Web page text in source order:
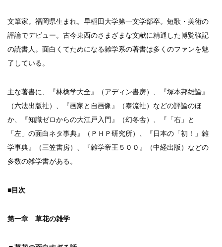
文筆家。福岡県生まれ。早稲田大学第一文学部卒。短歌・美術の
評論でデビュー。古今東西のさまざまな文献に精通した博覧強記
の読書人。面白くてためになる雑学系の著書は多くのファンを魅
了している。
主な著書に、『林檎学大全』（アディン書房）、『塚本邦雄論』
（六法出版社）、『画家と自画像』（泰流社）などの評論のほ
か、『知識ゼロからの大江戸入門』（幻冬舎）、『「右」と
「左」の面白ネタ事典』（ＰＨＰ研究所）、『日本の「初！」雑
学事典』（三笠書房）、『雑学帝王５００』（中経出版）などの
多数の雑学書がある。
■目次
第一章 草花の雑学